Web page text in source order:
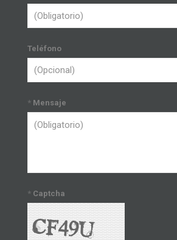
Teléfono
* Mensaje
* Captcha